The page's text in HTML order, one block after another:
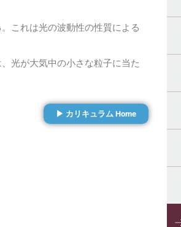
これは光の波動性の性質による
光が大気中の小さな粒子に当た
▶ カリキュラム Home